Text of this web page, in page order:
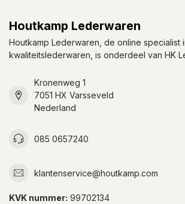
Houtkamp Lederwaren
Houtkamp Lederwaren, de online specialist
kwaliteitslederwaren, is onderdeel van HK
Kronenweg 1
7051 HX Varsseveld
Nederland
085 0657240
klantenservice@houtkamp.com
KVK nummer: 99702134